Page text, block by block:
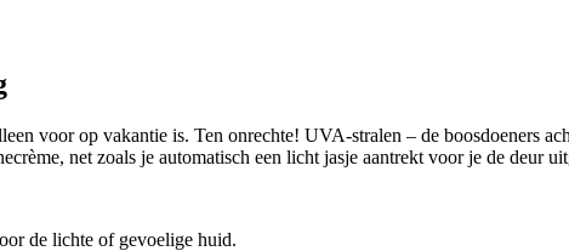
voor op vakantie is. Ten onrechte! UVA-stralen – de boosdoeners
net zoals je automatisch een licht jasje aantrekt voor je de deur
de lichte of gevoelige huid.